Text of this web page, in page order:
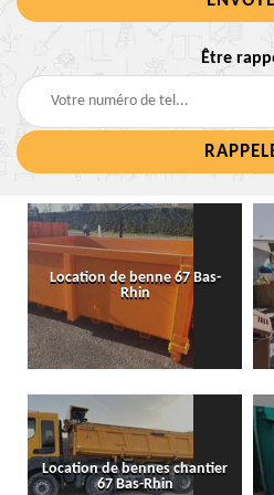
Être
Location de benne 67 Bas-
Rhin
Location de bennes chantier
67 Bas-Rhin